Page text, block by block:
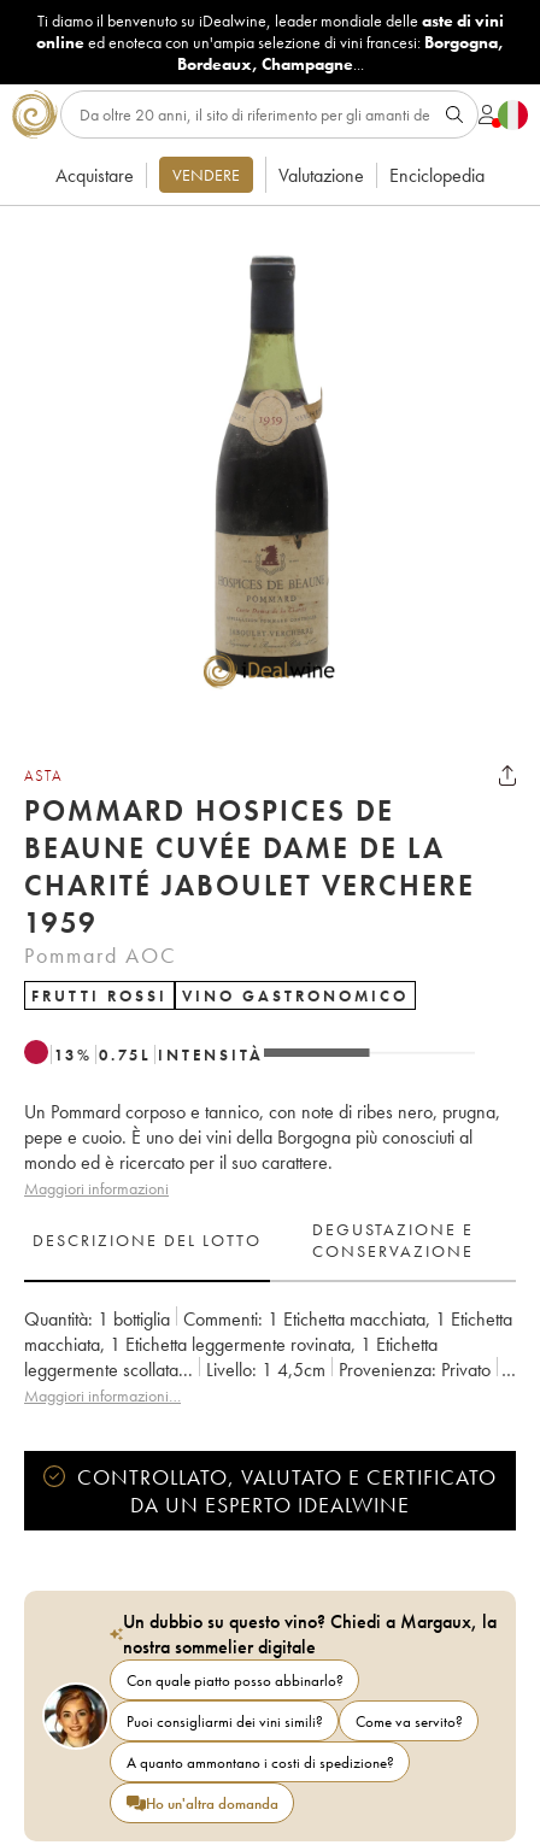
Ti diamo il benvenuto su iDealwine, leader mondiale delle aste di vini
onlineed enoteca con un'ampia selezione di vini francesi: Borgogna,
Bordeaux, Champagne...
Acquistare VENDERE Valutazione Enciclopedia
ASTA
POMMARD HOSPICES DE
BEAUNE CUVÉE DAME DE LA
CHARITÉ JABOULET VERCHERE
1959
Pommard AOC
FRUTTI ROSSI VINO GASTRONOMICO
13% 0.75 L INTENSITÀ
Un Pommard corposo e tannico, con note di ribes nero, prugna,
pepe e cuoio. È uno dei vini della Borgogna più conosciuti al
mondo ed è ricercato per il suo carattere.
Maggiori informazioni
DESCRIZIONE DEL LOTTO
DEGUSTAZIONE E
CONSERVAZIONE
Quantità: 1 bottiglia Commenti: 1 Etichetta macchiata, 1 Etichetta
macchiata, 1 Etichetta leggermente rovinata, 1 Etichetta
leggermente scollata... Livello: 1 4,5cm Provenienza:
privato
IVA detraibile:
no
Maggiori informazioni…
CONTROLLATO, VALUTATO E CERTIFICATO
DA UN ESPERTO IDEALWINE
Un dubbio su questo vino? Chiedi a Margaux, la
nostra sommelier digitale
Con quale piatto posso abbinarlo?
Puoi consigliarmi dei vini simili?
Come va servito?
A quanto ammontano i costi di spedizione?
Ho un'altra domanda